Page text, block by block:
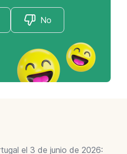
No
el 3 de junio de 2026: